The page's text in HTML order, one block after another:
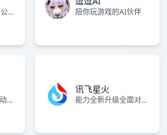
1亿+高清素材，办公模板，免费下载！ 陪你玩游戏的AI伙伴
AI辅助编程代码自动修复
讯飞星火
能力全新升级全面对标OpenAIo1